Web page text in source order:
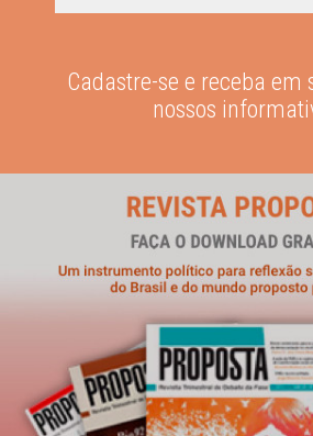
Cadastre-se e receba em
nossos